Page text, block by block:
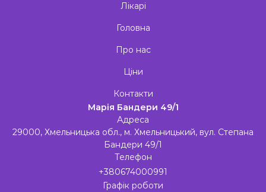
Лікарі
Головна
Про нас
Ціни
Контакти
Марія Бандери 49/1
Адреса
29000, Хмельницька обл., м. Хмельницький, вул. Степана
Бандери 49/1
Телефон
+380674000991
Графік роботи